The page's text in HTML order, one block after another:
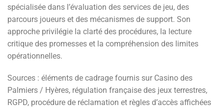
spécialisée dans l’évaluation des services de jeu, des
parcours joueurs et des mécanismes de support. Son
approche privilégie la clarté des procédures, la lecture
critique des promesses et la compréhension des limites
opérationnelles.
Sources : éléments de cadrage fournis sur Casino des
Palmiers / Hyères, régulation française des jeux terrestres,
RGPD, procédure de réclamation et règles d’accès affichées